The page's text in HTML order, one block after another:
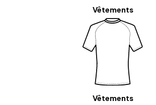
Vêtements
Vêtements